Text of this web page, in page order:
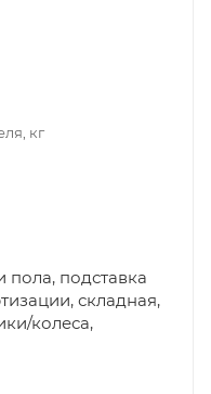
кг
подставка
складная,
колеса,